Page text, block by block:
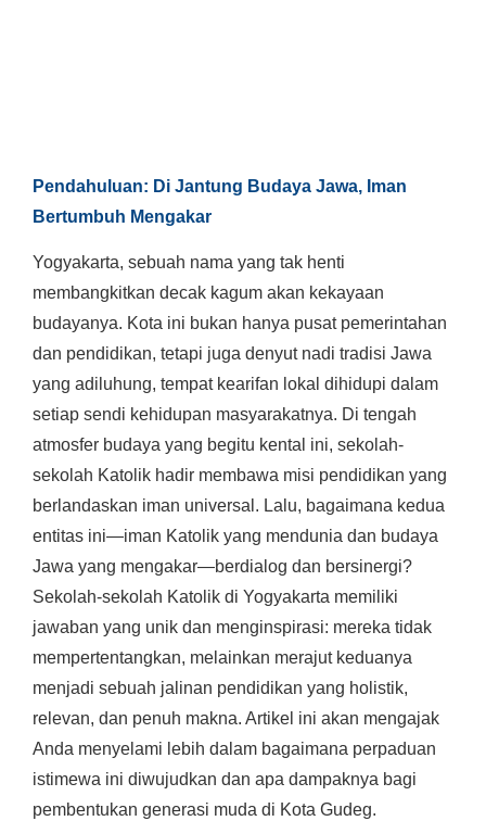
Pendahuluan: Di Jantung Budaya Jawa, Iman
Bertumbuh Mengakar
Yogyakarta, sebuah nama yang tak henti
membangkitkan decak kagum akan kekayaan
budayanya. Kota ini bukan hanya pusat pemerintahan
dan pendidikan, tetapi juga denyut nadi tradisi Jawa
yang adiluhung, tempat kearifan lokal dihidupi dalam
setiap sendi kehidupan masyarakatnya. Di tengah
atmosfer budaya yang begitu kental ini, sekolah-
sekolah Katolik hadir membawa misi pendidikan yang
berlandaskan iman universal. Lalu, bagaimana kedua
entitas ini—iman Katolik yang mendunia dan budaya
Jawa yang mengakar—berdialog dan bersinergi?
Sekolah-sekolah Katolik di Yogyakarta memiliki
jawaban yang unik dan menginspirasi: mereka tidak
mempertentangkan, melainkan merajut keduanya
menjadi sebuah jalinan pendidikan yang holistik,
relevan, dan penuh makna. Artikel ini akan mengajak
Anda menyelami lebih dalam bagaimana perpaduan
istimewa ini diwujudkan dan apa dampaknya bagi
pembentukan generasi muda di Kota Gudeg.